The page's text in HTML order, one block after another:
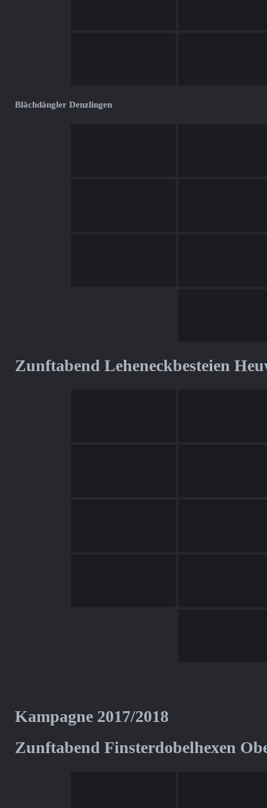
Blächdängler Denzlingen
Zunftabend Leheneckbesteien
Kampagne 2017/2018
Zunftabend Finsterdobelhexen